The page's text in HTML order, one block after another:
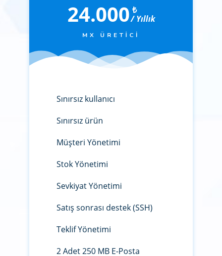
24.000 ₺
/ Yıllık
MX ÜRETICI
Sınırsız kullanıcı
Sınırsız ürün
Müşteri Yönetimi
Stok Yönetimi
Sevkiyat Yönetimi
Satış sonrası destek (SSH)
Teklif Yönetimi
2 Adet 250 MB E-Posta